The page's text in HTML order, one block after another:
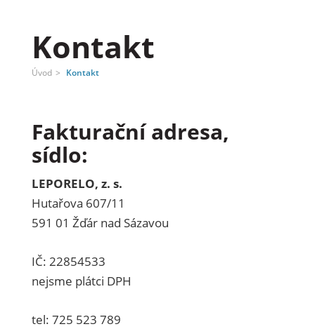
Kontakt
Úvod Kontakt
Fakturační adresa,
sídlo:
LEPORELO, z. s.
Hutařova 607/11
591 01 Žďár nad Sázavou
IČ: 22854533
nejsme plátci DPH
tel: 725 523 789